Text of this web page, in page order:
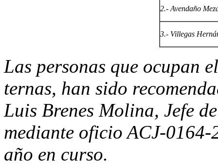
2.- Avendaño
3.- Villegas
Las personas que ocupan
ternas, han sido
Luis Brenes Molina, Jefe
mediante oficio ACJ-0164-
año en curso.